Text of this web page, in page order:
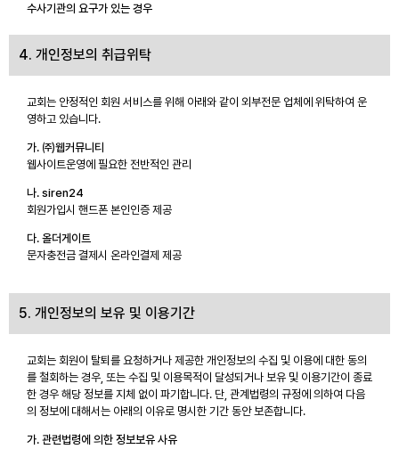
수사기관의 요구가 있는 경우
4. 개인정보의 취급위탁
교회는 안정적인 회원 서비스를 위해 아래와 같이 외부전문 업체에 위탁하여 운
영하고 있습니다.
가. ㈜웹커뮤니티
웹사이트운영에 필요한 전반적인 관리
나. siren24
회원가입시 핸드폰 본인인증 제공
다. 올더게이트
문자충전금 결제시 온라인결제 제공
5. 개인정보의 보유 및 이용기간
교회는 회원이 탈퇴를 요청하거나 제공한 개인정보의 수집 및 이용에 대한 동의
를 철회하는 경우, 또는 수집 및 이용목적이 달성되거나 보유 및 이용기간이 종료
한 경우 해당 정보를 지체 없이 파기합니다. 단, 관계법령의 규정에 의하여 다음
의 정보에 대해서는 아래의 이유로 명시한 기간 동안 보존합니다.
가. 관련법령에 의한 정보보유 사유